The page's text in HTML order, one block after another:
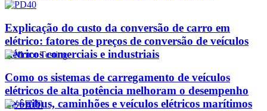
Explicação do custo da conversão de carro em
elétrico: fatores de preços de conversão de veículos
elétricos comerciais e industriais
Como os sistemas de carregamento de veículos
elétricos de alta potência melhoram o desempenho
de ônibus, caminhões e veículos elétricos marítimos